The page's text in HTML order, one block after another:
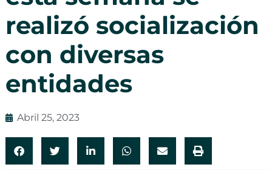
realizó socialización
con diversas
entidades
Abril 25, 2023